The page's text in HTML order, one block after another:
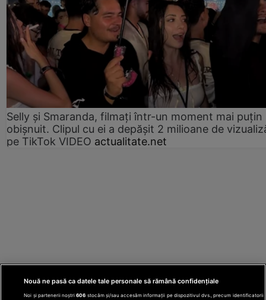
Selly și Smaranda, filmați într-un moment mai puțin
obișnuit. Clipul cu ei a depășit 2 milioane de
pe TikTok VIDEO actualitate.net
Nouă ne pasă ca datele tale personale să rămână confidențiale
Noi și partenerii noștri606 stocăm și/sau accesăm informații pe dispozitivul dvs., precum identificatorii